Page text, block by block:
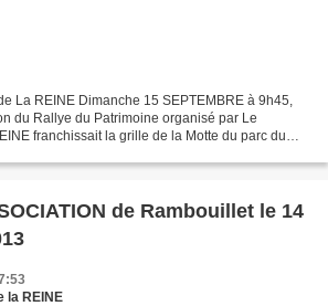
La REINE Dimanche 15 SEPTEMBRE à 9h45,
du Rallye du Patrimoine organisé par Le
franchissait la grille de la Motte du parc du
de Rambouillet le 14
la REINE